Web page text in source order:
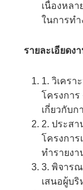
เนื่องหล
ในการท
รายละเอียดง
1. วิเคร
โครงกา
เกี่ยวกับก
2. ประสา
โครงกา
ทำรายงา
3. พิจาร
เสนอผู้บริ